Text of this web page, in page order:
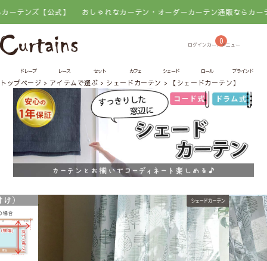
【公式】 おしゃれなカーテン・オーダーカーテン通販ならカーテンズ【
0
ドレープ レース セット カフェ シェード ロール ブラインド
トップページ アイテムで選ぶ シェードカーテン 【シェードカーテン】キッコロ